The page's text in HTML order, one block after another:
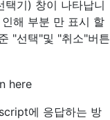
택기) 창이 나타납니
해 부분 만 표시 할
"선택"및 "취소"버튼
에 응답하는 방